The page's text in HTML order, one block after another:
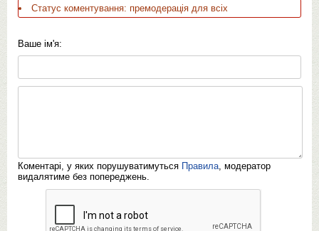
Статус коментування: премодерація для всіх
Ваше ім'я:
Коментарі, у яких порушуватимуться Правила , модератор
видалятиме без попереджень.